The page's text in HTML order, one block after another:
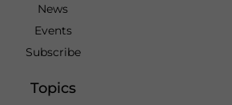
News
Events
Subscribe
Topics